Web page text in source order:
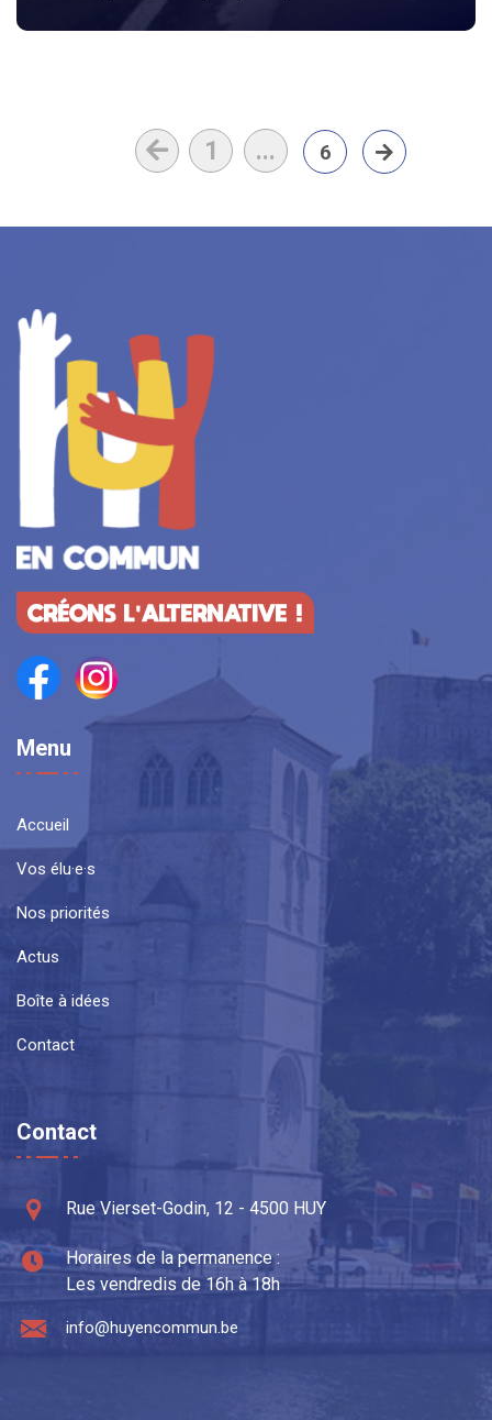
1 ... 6
CRÉONS L'ALTERNATIVE !
Menu
Accueil
Vos élu·e·s
Nos priorités
Actus
Boîte à idées
Contact
Contact
Rue Vierset-Godin, 12 - 4500 HUY
Horaires de la permanence :
Les vendredis de 16h à 18h
info@huyencommun.be